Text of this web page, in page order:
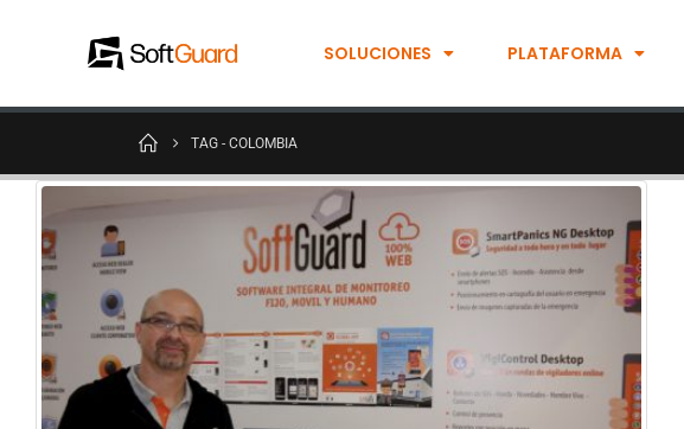
SOLUCIONES PLATAFORMA
TAG - COLOMBIA